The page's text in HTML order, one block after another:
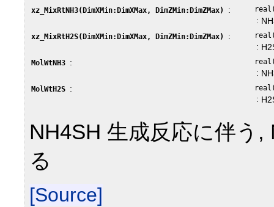
xz_MixRtNH3(DimXMin:DimXMax, DimZMin:DimZMax) :
:
xz_MixRtH2S(DimXMin:DimXMax, DimZMin:DimZMax) :
:
MolWtNH3 :
:
MolWtH2S :
:
NH4SH 生成反応に伴う
る
[Source]